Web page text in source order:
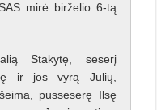
mirė birželio 6-tą
Stakytę, seserį
ir jos vyrą Julių,
pusseserę Ilsę